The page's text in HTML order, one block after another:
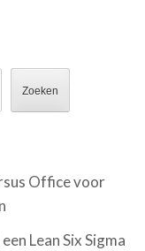
Zoeken
Office voor
Lean Six Sigma